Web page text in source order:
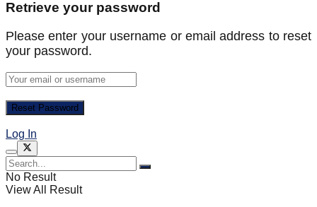
Retrieve your password
Please enter your username or email address to reset
your password.
Log In
No Result
View All Result